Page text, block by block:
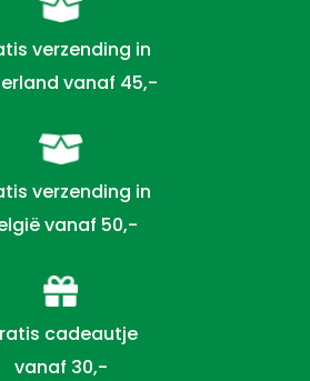
verzending in
vanaf 45,-
verzending in
vanaf 50,-
cadeautje
vanaf 30,-